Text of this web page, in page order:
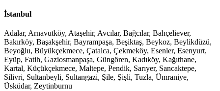
İstanbul
Adalar, Arnavutköy, Ataşehir, Avcılar, Bağcılar, Bahçeliever,
Bakırköy, Başakşehir, Bayrampaşa, Beşiktaş, Beykoz, Beylikdüzü,
Beyoğlu, Büyükçekmece, Çatalca, Çekmeköy, Esenler, Esenyurt,
Eyüp, Fatih, Gaziosmanpaşa, Güngören, Kadıköy, Kağıthane,
Kartal, Küçükçekmece, Maltepe, Pendik, Sarıyer, Sancaktepe,
Silivri, Sultanbeyli, Sultangazi, Şile, Şişli, Tuzla, Ümraniye,
Üsküdar, Zeytinburnu